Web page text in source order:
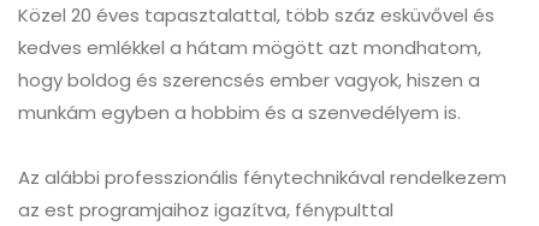
Közel 20 éves tapasztalattal, több száz esküvővel és
kedves emlékkel a hátam mögött azt mondhatom,
hogy boldog és szerencsés ember vagyok, hiszen a
munkám egyben a hobbim és a szenvedélyem is.
Az alábbi professzionális fénytechnikával rendelkezem
az est programjaihoz igazítva, fénypulttal